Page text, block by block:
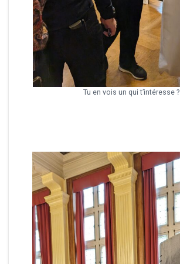
Tu en vois un qui t’intéresse ?